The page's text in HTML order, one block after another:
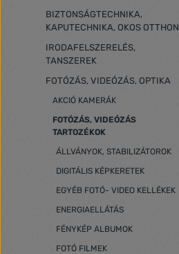
BIZTONSÁGTECHNIKA,
KAPUTECHNIKA, OKOS OTTHON
IRODAFELSZERELÉS,
TANSZEREK
FOTÓZÁS, VIDEÓZÁS, OPTIKA
AKCIÓ KAMERÁK
FOTÓZÁS, VIDEÓZÁS
TARTOZÉKOK
ÁLLVÁNYOK, STABILIZÁTOROK
DIGITÁLIS KÉPKERETEK
EGYÉB FOTÓ- VIDEO KELLÉKEK
ENERGIAELLÁTÁS
FÉNYKÉP ALBUMOK
FOTÓ FILMEK